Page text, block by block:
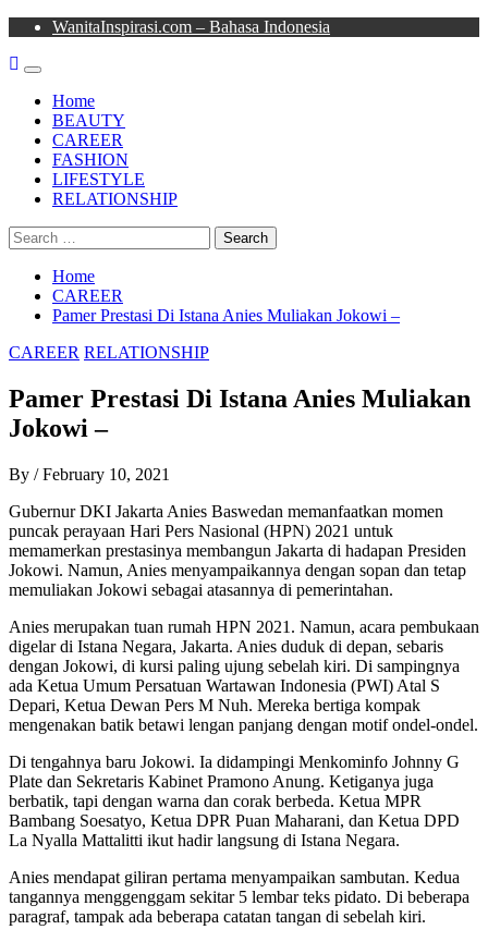
Skip
content
WanitaInspirasi.com – Bahasa Indonesia
Primary
MenuHome
BEAUTY
CAREER
FASHION
LIFESTYLE
RELATIONSHIP
Search
for:
Home
CAREER
Pamer Prestasi Di Istana Anies Muliakan Jokowi –
CAREER RELATIONSHIP
Pamer Prestasi Di Istana Anies Muliakan
Jokowi –
By / February 10, 2021
Gubernur DKI Jakarta Anies Baswedan memanfaatkan momen
puncak perayaan Hari Pers Nasional (HPN) 2021 untuk
memamerkan prestasinya membangun Jakarta di hadapan Presiden
Jokowi. Namun, Anies menyampaikannya dengan sopan dan tetap
memuliakan Jokowi sebagai atasannya di pemerintahan.
Anies merupakan tuan rumah HPN 2021. Namun, acara pembukaan
digelar di Istana Negara, Jakarta. Anies duduk di depan, sebaris
dengan Jokowi, di kursi paling ujung sebelah kiri. Di sampingnya
ada Ketua Umum Persatuan Wartawan Indonesia (PWI) Atal S
Depari, Ketua Dewan Pers M Nuh. Mereka bertiga kompak
mengenakan batik betawi lengan panjang dengan motif ondel-ondel.
Di tengahnya baru Jokowi. Ia didampingi Menkominfo Johnny G
Plate dan Sekretaris Kabinet Pramono Anung. Ketiganya juga
berbatik, tapi dengan warna dan corak berbeda. Ketua MPR
Bambang Soesatyo, Ketua DPR Puan Maharani, dan Ketua DPD
La Nyalla Mattalitti ikut hadir langsung di Istana Negara.
Anies mendapat giliran pertama menyampaikan sambutan. Kedua
tangannya menggenggam sekitar 5 lembar teks pidato. Di beberapa
paragraf, tampak ada beberapa catatan tangan di sebelah kiri.